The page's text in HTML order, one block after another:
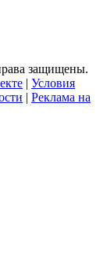
защищены.
| Условия
| Реклама на